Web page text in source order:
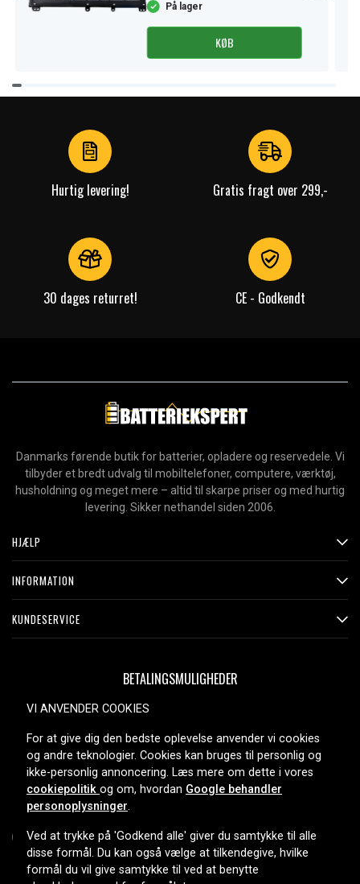
På lager
KØB
Item
1
Hurtig levering! Gratis fragt over 299,-
30 dages returret! CE - Godkendt
Danmarks førende butik for batterier, opladere og reservedele. Vi
tilbyder et bredt udvalg til mobiltelefoner, computere, værktøj,
husholdning og meget mere – altid til skarpe priser og med hurtig
levering. Sikker nethandel siden 2006.
HJÆLP
INFORMATION
KUNDESERVICE
BETALINGSMULIGHEDER
LEVERINGSMULIGHEDER
Copyright © 2026, Spares Nordic AB
VI ANVENDER COOKIES
For at give dig den bedste oplevelse anvender vi cookies
og andre teknologier. Cookies kan bruges til personlig og
ikke-personlig annoncering. Læs mere om dette i vores
cookiepolitik og om, hvordan Google behandler
personoplysninger.
Ved at trykke på 'Godkend alle' giver du samtykke til alle
disse formål. Du kan også vælge at tilkendegive, hvilke
formål du vil give samtykke til ved at benytte